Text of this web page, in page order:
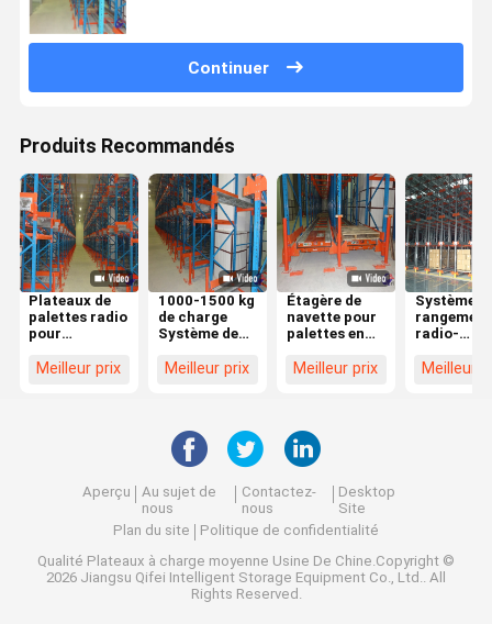
Continuer
Produits Recommandés
Plateaux de
palettes radio
pour
stockage sur
Meilleur prix
1000-1500 kg
de charge
Système de
radio-
industrielles
réglables
Meilleur prix
Étagère de
navette pour
palettes en
système de
navette radio.
Meilleur prix
Système
radio-
palettes de
Meilleur
Aperçu
Au sujet de
nous
Contactez-
nous
Desktop
Site
Plan du site
Politique de confidentialité
Qualité Plateaux à charge moyenne Usine De Chine.Copyright ©
2026 Jiangsu Qifei Intelligent Storage Equipment Co., Ltd.. All
Rights Reserved.